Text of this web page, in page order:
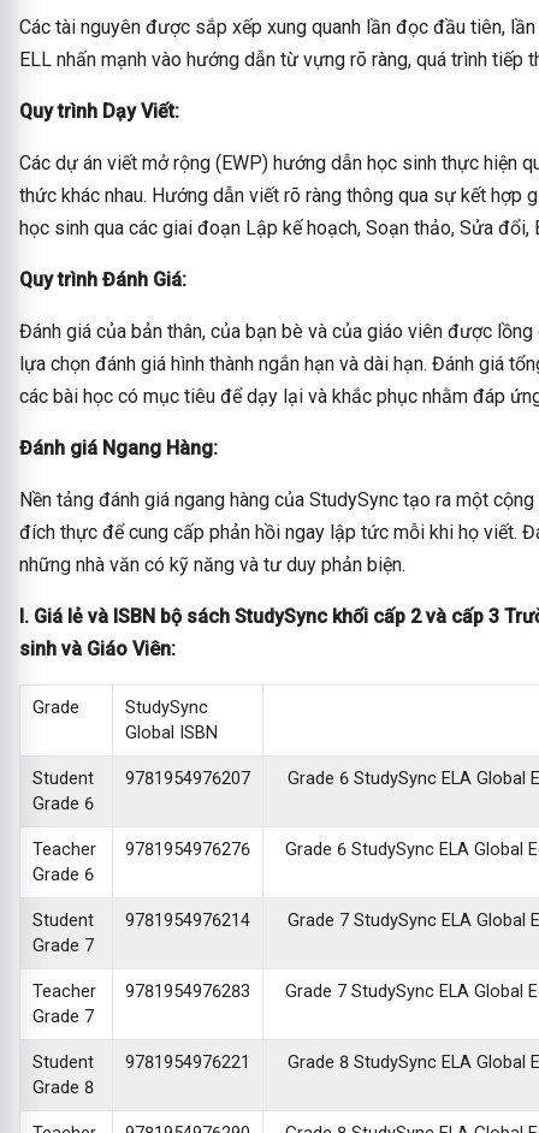
Các tài nguyên được sắp xếp xung quanh lần đọc đầu tiên,
ELL nhấn mạnh vào hướng dẫn từ vựng rõ ràng, quá trình tiếp
Quy trình Dạy Viết:
Các dự án viết mở rộng (EWP) hướng dẫn học sinh thực hiện
thức khác nhau. Hướng dẫn viết rõ ràng thông qua sự kết hợp
học sinh qua các giai đoạn Lập kế hoạch, Soạn thảo, Sửa đổi,
Quy trình Đánh Giá:
Đánh giá của bản thân, của bạn bè và của giáo viên được
lựa chọn đánh giá hình thành ngắn hạn và dài hạn. Đánh giá
các bài học có mục tiêu để dạy lại và khắc phục nhằm đáp
Đánh giá Ngang Hàng:
Nền tảng đánh giá ngang hàng của StudySync tạo ra một
đích thực để cung cấp phản hồi ngay lập tức mỗi khi họ viết.
những nhà văn có kỹ năng và tư duy phản biện.
I. Giá lẻ và ISBN bộ sách StudySync khối cấp 2 và cấp 3
sinh và Giáo Viên:
Grade
StudySync
Global ISBN
Student
Grade 6
9781954976207 Grade 6 StudySync ELA Global
Teacher
Grade 6
9781954976276 Grade 6 StudySync ELA Global
Student
Grade 7
9781954976214 Grade 7 StudySync ELA Global
Teacher
Grade 7
9781954976283 Grade 7 StudySync ELA Global
Student
Grade 8
9781954976221 Grade 8 StudySync ELA Global